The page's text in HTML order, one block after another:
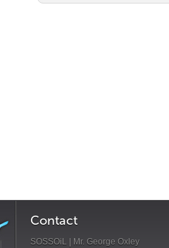
Contact
SOSSOiL | Mr. George Oxley